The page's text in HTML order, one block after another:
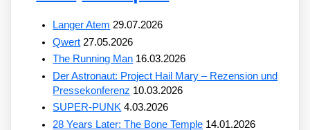
Langer Atem 29.07.2026
Qwert 27.05.2026
The Running Man 16.03.2026
Der Astronaut: Project Hail Mary – Rezension und
Pressekonferenz 10.03.2026
SUPER-PUNK 4.03.2026
28 Years Later: The Bone Temple 14.01.2026